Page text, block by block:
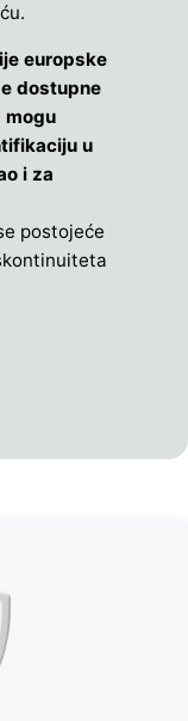
europske
dostupne
mogu
u
i za
postojeće